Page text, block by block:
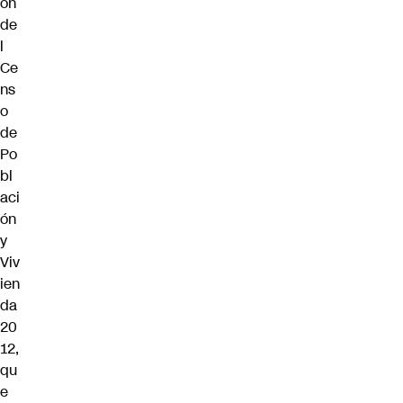
de
l
Ce
ns
o
de
Po
bl
aci
ón
y
Viv
ien
da
20
12,
qu
e